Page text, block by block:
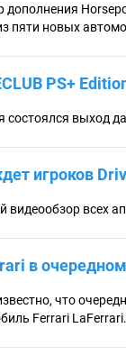
дополнения
пяти новых
PS+
состоялся выход
игроков
видеообзор всех
в
что
Ferrari LaFerrari.